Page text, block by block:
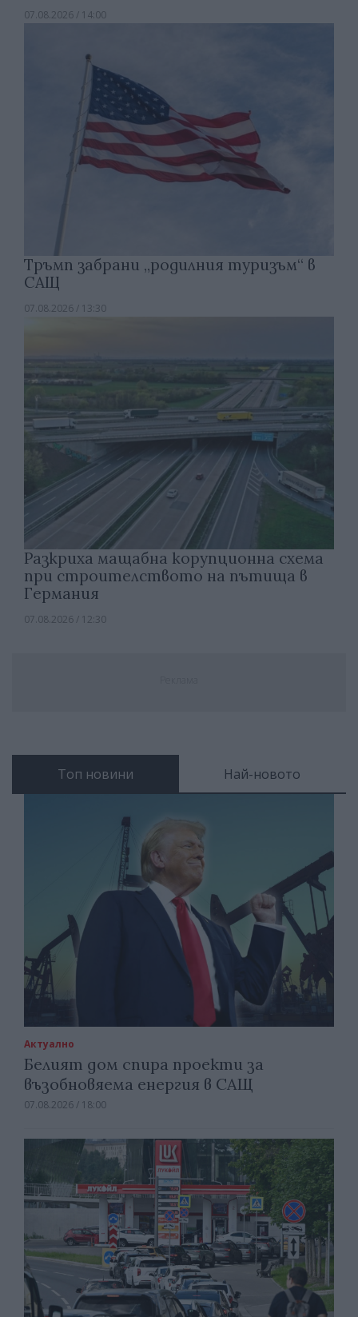
07.08.2026 / 14:00
Тръмп забрани „родилния туризъм“ в
САЩ
07.08.2026 / 13:30
Разкриха мащабна корупционна схема
при строителството на пътища в
Германия
07.08.2026 / 12:30
Топ новини Най-новото
Актуално
Белият дом спира проекти за
възобновяема енергия в САЩ
07.08.2026 / 18:00